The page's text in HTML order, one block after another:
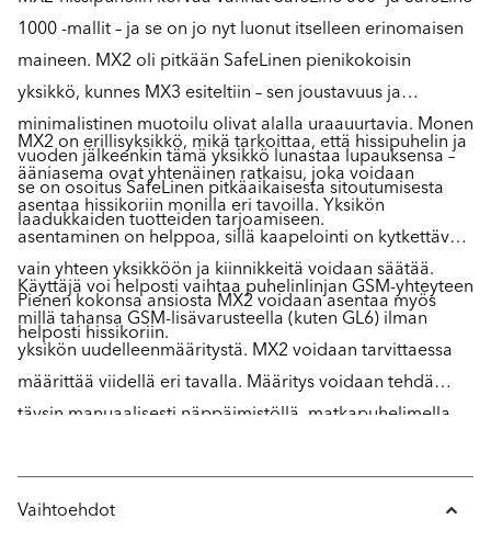
1000 -mallit – ja se on jo nyt luonut itselleen erinomaisen
maineen. MX2 oli pitkään SafeLinen pienikokoisin
yksikkö, kunnes MX3 esiteltiin – sen joustavuus ja
minimalistinen muotoilu olivat alalla uraauurtavia. Monen
vuoden jälkeenkin tämä yksikkö lunastaa lupauksensa –
se on osoitus SafeLinen pitkäaikaisesta sitoutumisesta
laadukkaiden tuotteiden tarjoamiseen.
MX2 on erillisyksikkö, mikä tarkoittaa, että hissipuhelin ja
ääniasema ovat yhtenäinen ratkaisu, joka voidaan
asentaa hissikoriin monilla eri tavoilla. Yksikön
asentaminen on helppoa, sillä kaapelointi on kytkettävä
vain yhteen yksikköön ja kiinnikkeitä voidaan säätää.
Pienen kokonsa ansiosta MX2 voidaan asentaa myös
helposti hissikoriin.
Käyttäjä voi helposti vaihtaa puhelinlinjan GSM-yhteyteen
millä tahansa GSM-lisävarusteella (kuten GL6) ilman
yksikön uudelleenmääritystä. MX2 voidaan tarvittaessa
määrittää viidellä eri tavalla. Määritys voidaan tehdä
täysin manuaalisesti näppäimistöllä, matkapuhelimella
kannettavan tietokoneen avulla tai täysin langattomasti
SafeLine ProLink -ohjelmistolla.
Vaihtoehdot